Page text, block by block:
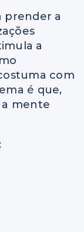
prender a
a
com
é que,
mente